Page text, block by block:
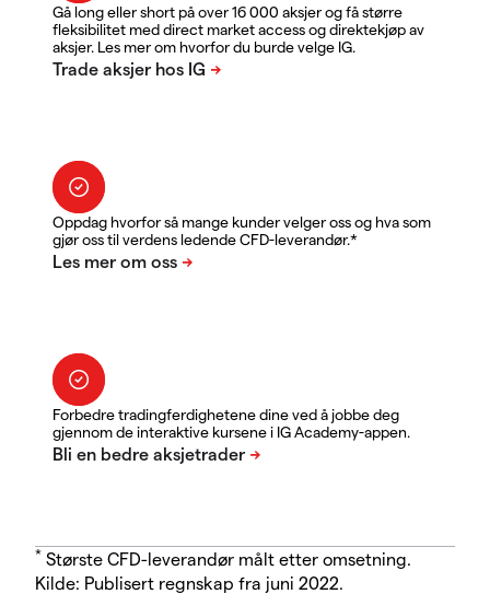
Gå long eller short på over 16 000 aksjer og få større
fleksibilitet med direct market access og direktekjøp av
aksjer. Les mer om hvorfor du burde velge IG.
Oppdag hvorfor så mange kunder velger oss og hva som
gjør oss til verdens ledende CFD-leverandør.*
Forbedre tradingferdighetene dine ved å jobbe deg
gjennom de interaktive kursene i IG Academy-appen.
* Største CFD-leverandør målt etter omsetning.
Kilde: Publisert regnskap fra juni 2022.